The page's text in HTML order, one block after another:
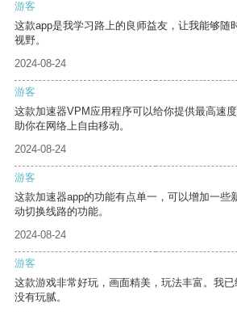
游客
这款app是我学习路上的良师益友，让我能够随
视野。
2024-08-24
游客
这款加速器VPM应用程序可以给你提供最高速
助你在网络上自由移动。
2024-08-24
游客
这款加速器app的功能有点单一，可以增加一些
动切换线路的功能。
2024-08-24
游客
这款游戏非常好玩，画面精美，玩法丰富。我
没有玩腻。